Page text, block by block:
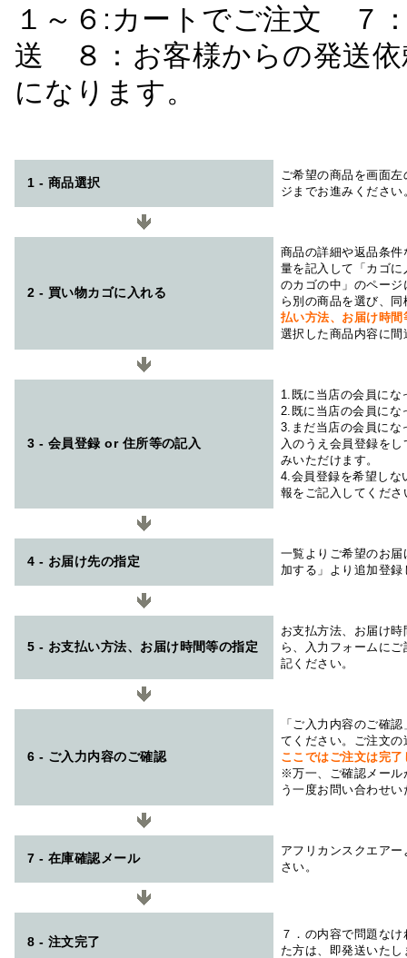
１～６:カートでご注文 ７
送 ８：お客様からの発送
になります。
1 - 商品選択
ご希望の商品を画面
ジまでお進みください
2 - 買い物カゴに入れる
商品の詳細や返品条
量を記入して「カゴ
のカゴの中」のペー
ら別の商品を選び、
払い方法、お届け時
選択した商品内容に
3 - 会員登録 or 住所等の記入
1.既に当店の会員にな
2.既に当店の会員にな
3.まだ当店の会員にな
入のうえ会員登録を
みいただけます。
4.会員登録を希望しな
報をご記入してくださ
4 - お届け先の指定
一覧よりご希望のお
加する」より追加登
5 - お支払い方法、お届け時間等の指定
お支払方法、お届け
ら、入力フォームに
記ください。
6 - ご入力内容のご確認
「ご入力内容のご確
てください。ご注文
ここではご注文は完
※万一、ご確認メール
う一度お問い合わせ
7 - 在庫確認メール
アフリカンスクエアー
さい。
8 - 注文完了
７．の内容で問題な
た方は、即発送いたし